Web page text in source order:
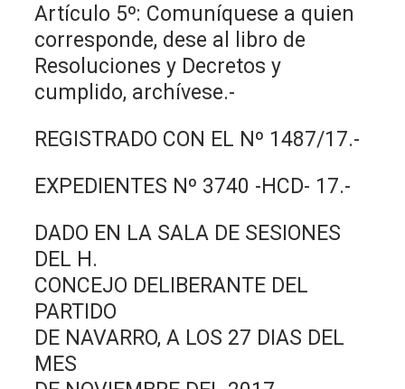
Artículo 5º: Comuníquese a quien
corresponde, dese al libro de
Resoluciones y Decretos y
cumplido, archívese.-
REGISTRADO CON EL Nº 1487/17.-
EXPEDIENTES Nº 3740 -HCD- 17.-
DADO EN LA SALA DE SESIONES
DEL H.
CONCEJO DELIBERANTE DEL
PARTIDO
DE NAVARRO, A LOS 27 DIAS DEL
MES